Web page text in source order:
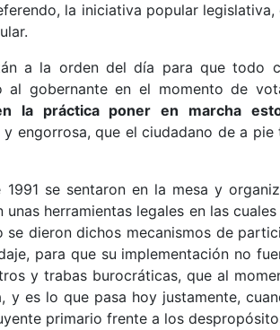
la iniciativa popular
a la orden del día para que todo
gobernante en el momento de
la práctica poner en marcha
engorrosa, que el ciudadano de a
se sentaron en la mesa y
herramientas legales en las
dieron dichos mecanismos de
para que su implementación no
y trabas burocráticas, que al
y es lo que pasa hoy justamente,
primario frente a los